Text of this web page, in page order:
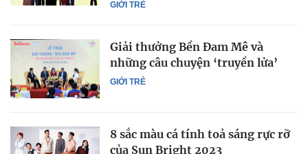
GIỚI TRẺ
GIỚI TRẺ
Giải thưởng Bền Đam Mê và
những câu chuyện ‘truyền lửa’
8 sắc màu cá tính toả sáng rực rỡ
của Sun Bright 2023